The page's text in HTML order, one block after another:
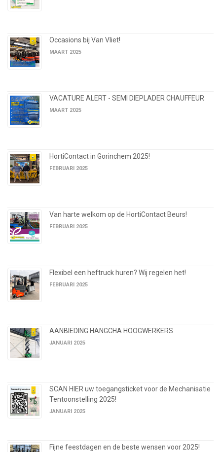
Occasions bij Van Vliet!
MAART 2025
VACATURE ALERT - SEMI DIEPLADER CHAUFFEUR
MAART 2025
HortiContact in Gorinchem 2025!
FEBRUARI 2025
Van harte welkom op de HortiContact Beurs!
FEBRUARI 2025
Flexibel een heftruck huren? Wij regelen het!
FEBRUARI 2025
AANBIEDING HANGCHA HOOGWERKERS
JANUARI 2025
SCAN HIER uw toegangsticket voor de Mechanisatie
Tentoonstelling 2025!
JANUARI 2025
Fijne feestdagen en de beste wensen voor 2025!